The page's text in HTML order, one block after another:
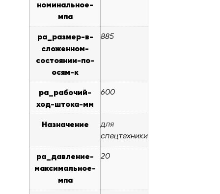
номинальное-
мпа
pa_размер-в-
сложенном-
состоянии-по-
осям-к
885
pa_рабочий-
ход-штока-мм
600
Назначение
для
спецтехники
pa_давление-
максимальное-
мпа
20